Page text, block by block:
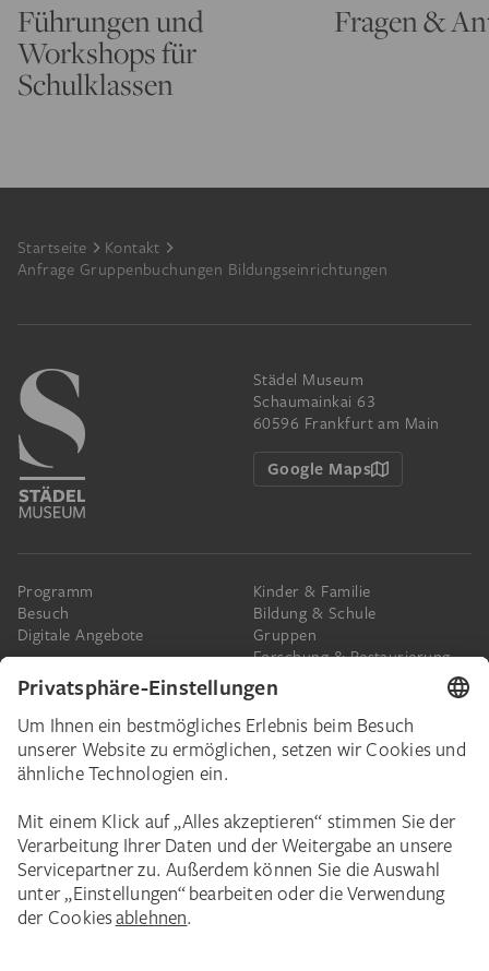
Führungen und
Workshops für
Schulklassen
Fragen &
Footer
Startseite
Kontakt
Anfrage Gruppenbuchungen Bildungseinrichtungen
Städel Museum
Schaumainkai 63
60596 Frankfurt am Main
Google Maps
Programm
Besuch
Digitale Angebote
Kinder & Familie
Bildung & Schule
Gruppen
Forschung & Restaurierung
Presse
Das Städel
Spenden
Schenkungen & Nachlass
Corporate Events
Städelverein
Karriere
Städel Stories
Newsletter